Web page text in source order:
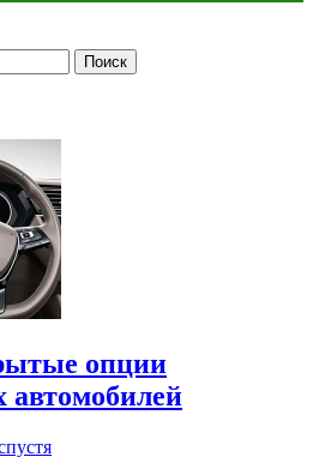
опции
автомобилей